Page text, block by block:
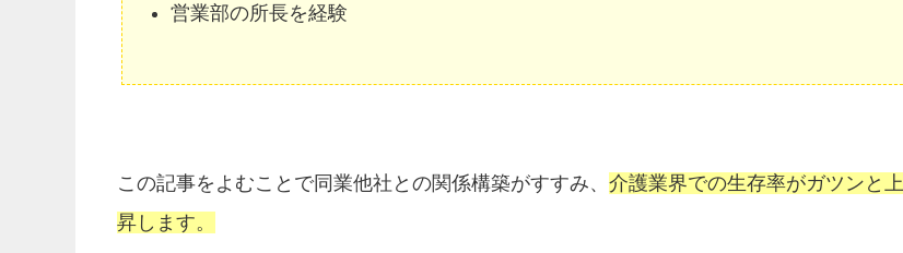
営業部の所長を経験
この記事をよむことで同業他社との関係構築がすすみ、 介護業界での生存率がガツンと上
昇します。